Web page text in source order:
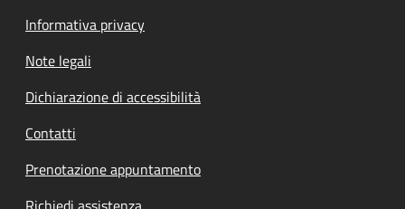
Informativa privacy
Note legali
Dichiarazione di accessibilità
Contatti
Prenotazione appuntamento